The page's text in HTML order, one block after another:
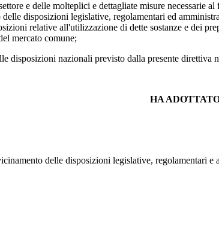
e delle molteplici e dettagliate misure
disposizioni legislative, regolamentari ed
relative all'utilizzazione di dette sostanze e dei
mercato comune;
disposizioni nazionali previsto dalla presente
HA
delle disposizioni legislative, regolamentari